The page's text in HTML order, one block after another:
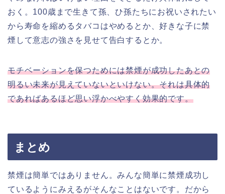
おく。100歳まで生きて孫、ひ孫たちにお祝いされたい
から寿命を縮めるタバコはやめるとか、好きな子に禁
煙して意志の強さを見せて告白するとか。
モチベーションを保つためには禁煙が成功したあとの
明るい未来が見えていないといけない。それは具体的
であればあるほど思い浮かべやすく効果的です。
まとめ
禁煙は簡単ではありません。みんな簡単に禁煙成功し
ているようにみえるがそんなことはないです。だから